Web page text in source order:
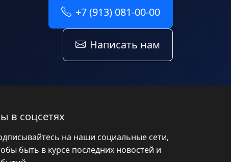
+7 (913) 081-00-00
Написать нам
в соцсетях
на наши социальные сети,
быть в курсе последних новостей и